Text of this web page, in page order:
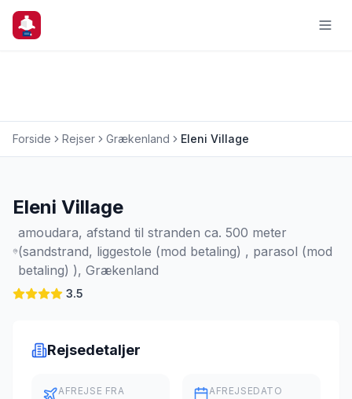
Forside Rejser Grækenland Eleni Village
Charterrejse
Eleni Village
amoudara, afstand til stranden ca. 500 meter
(sandstrand, liggestole (mod betaling) , parasol (mod
betaling) ), Grækenland
3.5
Rejsedetaljer
AFREJSE FRA AFREJSEDATO